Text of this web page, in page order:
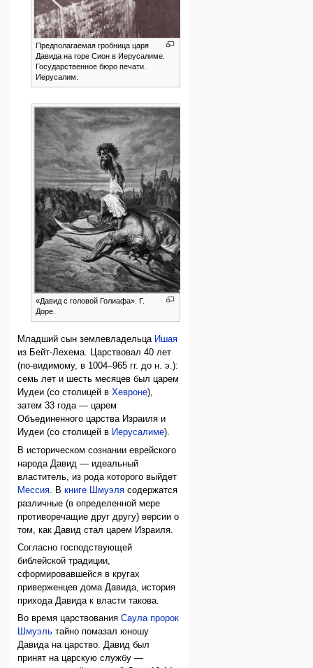
Предполагаемая гробница царя
Давида на горе Сион в Иерусалиме.
Государственное бюро печати.
Иерусалим.
«Давид с головой Голиафа». Г.
Доре.
Младший сын землевладельца Ишая
из Бейт-Лехема. Царствовал 40 лет
(по-видимому, в 1004–965 гг. до н. э.):
семь лет и шесть месяцев был царем
Иудеи (со столицей вХевроне),
затем 33 года — царем
Объединенного царства Израиля и
Иудеи (со столицей в Иерусалиме).
В историческом сознании еврейского
народа Давид — идеальный
властитель, из рода которого выйдет
Мессия . Вкниге Шмуэля содержатся
различные (в определенной мере
противоречащие друг другу) версии о
том, как Давид стал царем Израиля.
Согласно господствующей
библейской традиции,
сформировавшейся в кругах
приверженцев дома Давида, история
прихода Давида к власти такова.
Во время царствованияСаула пророк
Шмуэль тайно помазал юношу
Давида на царство. Давид был
принят на царскую службу —